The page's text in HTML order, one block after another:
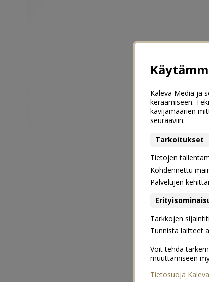
Kaleva Media ja
keräämiseen.
kävijämäärien
seuraaviin:
Tarkoitukset
Tietojen
Kohdennettu
Palvelujen
Tarkkojen
Tunnista laitteet
Voit tehdä
muuttamiseen
Tietosuoja